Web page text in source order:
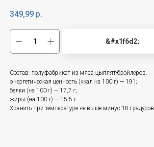
349,99 р.
&#x1f6d2;
Состав: полуфабрикат из мяса цыплят-бройлеров.
энергетическая ценность (ккал на 100 г) — 191;
белки (на 100 г) — 17,7 г;
жиры (на 100 г) — 15,5 г.
Хранить при температуре не выше минус 18 градусов